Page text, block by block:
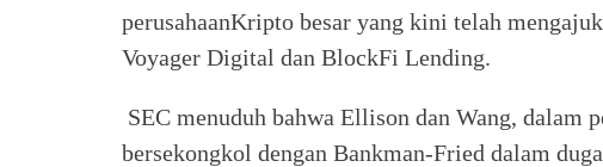
perusahaanKripto besar yang kini telah
Voyager Digital dan BlockFi Lending.
SEC menuduh bahwa Ellison dan Wang, dalam
bersekongkol dengan Bankman-Fried dalam